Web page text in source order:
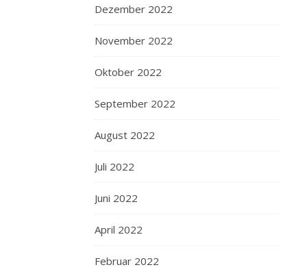
Dezember 2022
November 2022
Oktober 2022
September 2022
August 2022
Juli 2022
Juni 2022
April 2022
Februar 2022